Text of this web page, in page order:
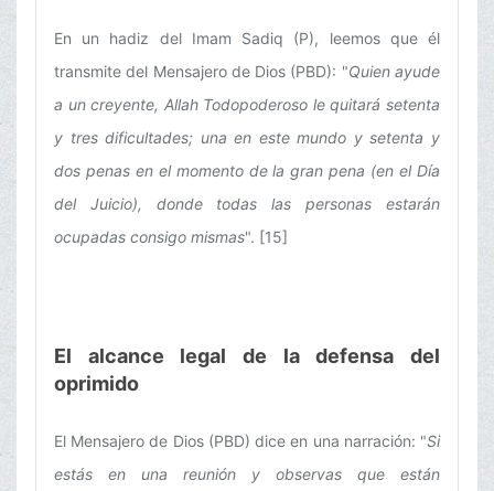
En un hadiz del Imam Sadiq (P), leemos que él
transmite del Mensajero de Dios (PBD): "Quien ayude
a un creyente, Allah Todopoderoso le quitará setenta
y tresdificultades; una en este mundo y setenta y
dos penas en el momento de la gran pena (en el Día
del Juicio), donde todas las personas estarán
ocupadas consigo mismas". [15]
El alcance legal de la defensa del
oprimido
El Mensajero de Dios (PBD) dice en una narración: "Si
estás en una reunión y observas que están